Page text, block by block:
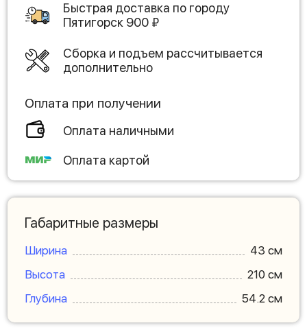
Быстрая доставка по городу
Пятигорск 900 ₽
Сборка и подъем рассчитывается
дополнительно
Оплата при получении
Оплата наличными
Оплата картой
Габаритные размеры
Ширина
43 см
Высота
210 см
Глубина
54.2 см